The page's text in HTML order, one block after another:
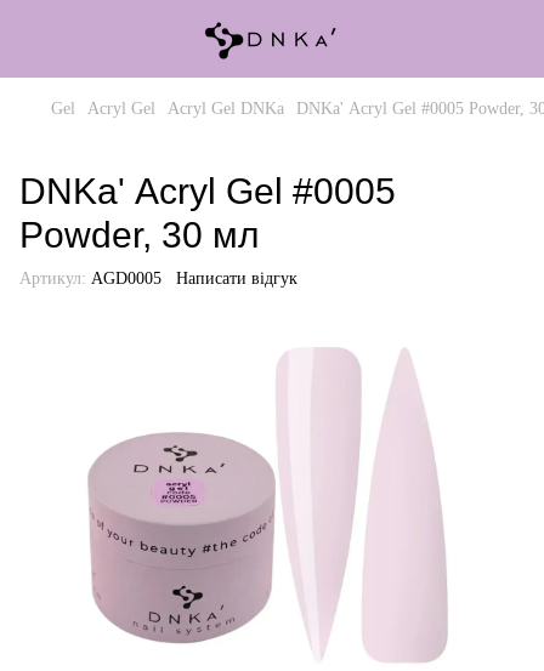
Gel Acryl Gel Acryl Gel DNKa DNKa' Аcryl Gel #0005 Powder,
DNKa' Аcryl Gel #0005
Powder, 30 мл
Артикул: AGD0005 Написати відгук